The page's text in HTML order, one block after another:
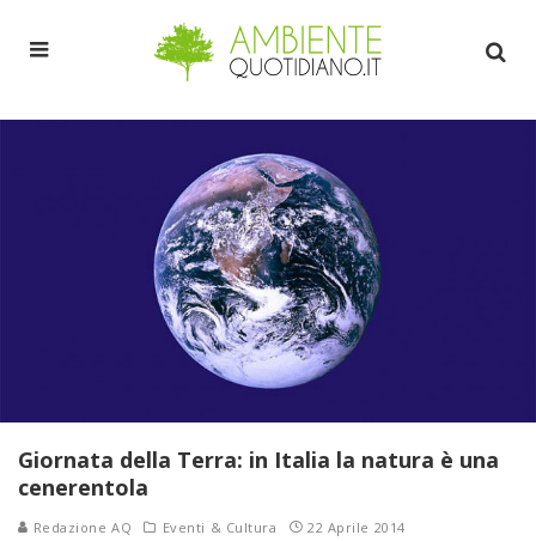
Giornata della Terra: in Italia la natura è una
cenerentola
Redazione AQ Eventi & Cultura 22 Aprile 2014